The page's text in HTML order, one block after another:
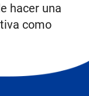
hacer una
como